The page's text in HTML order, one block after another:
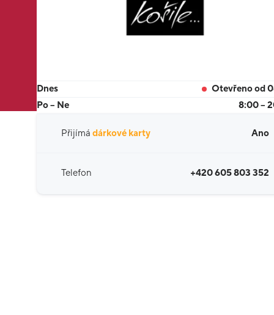
Dnes
Otevřeno od
Po – Ne
8:00 –
Přijímá dárkové karty Ano
Telefon +420 605 803 352